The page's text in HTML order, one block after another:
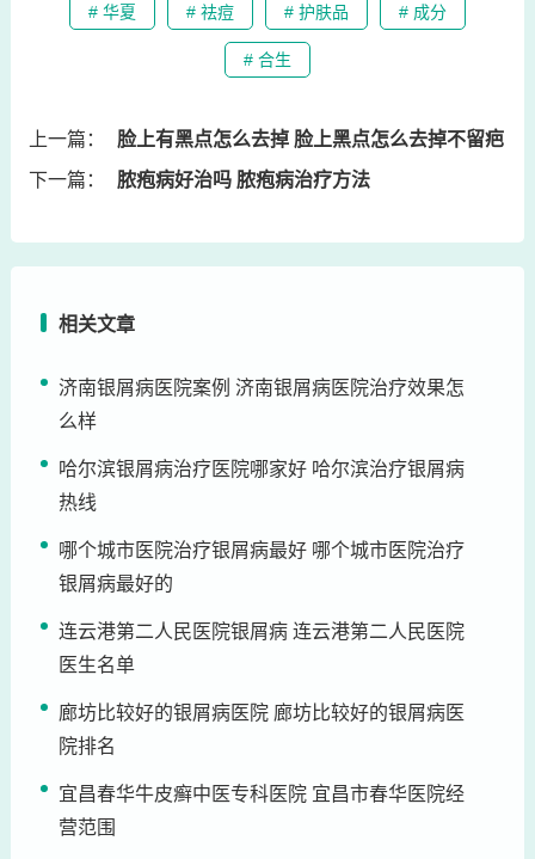
# 华夏 # 祛痘 # 护肤品 # 成分
# 合生
上一篇：
脸上有黑点怎么去掉 脸上黑点怎么去掉不留疤
下一篇：
脓疱病好治吗 脓疱病治疗方法
相关文章
济南银屑病医院案例 济南银屑病医院治疗效果怎
么样
哈尔滨银屑病治疗医院哪家好 哈尔滨治疗银屑病
热线
哪个城市医院治疗银屑病最好 哪个城市医院治疗
银屑病最好的
连云港第二人民医院银屑病 连云港第二人民医院
医生名单
廊坊比较好的银屑病医院 廊坊比较好的银屑病医
院排名
宜昌春华牛皮癣中医专科医院 宜昌市春华医院经
营范围